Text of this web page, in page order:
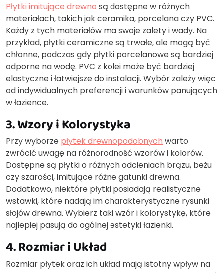
Płytki imitujące drewno są dostępne w różnych
materiałach, takich jak ceramika, porcelana czy PVC.
Każdy z tych materiałów ma swoje zalety i wady. Na
przykład, płytki ceramiczne są trwałe, ale mogą być
chłonne, podczas gdy płytki porcelanowe są bardziej
odporne na wodę. PVC z kolei może być bardziej
elastyczne i łatwiejsze do instalacji. Wybór zależy więc
od indywidualnych preferencji i warunków panujących
w łazience.
3. Wzory i Kolorystyka
Przy wyborze płytek drewnopodobnych warto
zwrócić uwagę na różnorodność wzorów i kolorów.
Dostępne są płytki o różnych odcieniach brązu, beżu
czy szarości, imitujące różne gatunki drewna.
Dodatkowo, niektóre płytki posiadają realistyczne
wstawki, które nadają im charakterystyczne rysunki
słojów drewna. Wybierz taki wzór i kolorystykę, które
najlepiej pasują do ogólnej estetyki łazienki.
4. Rozmiar i Układ
Rozmiar płytek oraz ich układ mają istotny wpływ na